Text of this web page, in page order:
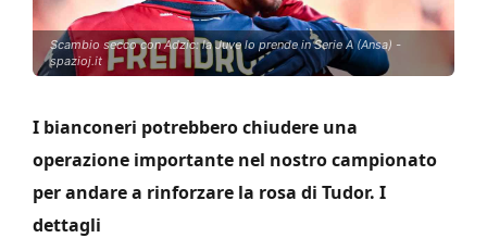
Scambio secco con Adzic: la Juve lo prende in Serie A (Ansa) -
spazioj.it
I bianconeri potrebbero chiudere una
operazione importante nel nostro campionato
per andare a rinforzare la rosa di Tudor. I
dettagli